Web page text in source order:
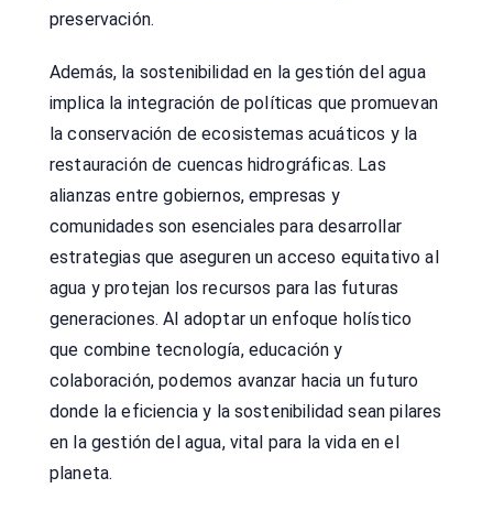
preservación.
Además, la sostenibilidad en la gestión del agua
implica la integración de políticas que promuevan
la conservación de ecosistemas acuáticos y la
restauración de cuencas hidrográficas. Las
alianzas entre gobiernos, empresas y
comunidades son esenciales para desarrollar
estrategias que aseguren un acceso equitativo al
agua y protejan los recursos para las futuras
generaciones. Al adoptar un enfoque holístico
que combine tecnología, educación y
colaboración, podemos avanzar hacia un futuro
donde la eficiencia y la sostenibilidad sean pilares
en la gestión del agua, vital para la vida en el
planeta.